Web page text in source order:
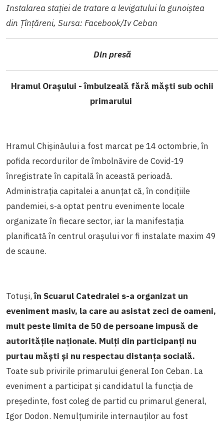
Instalarea stației de tratare a levigatului la gunoiștea
din Țînțăreni, Sursa: Facebook/Iv Ceban
Din presă
Hramul Orașului - îmbulzeală fără măști sub ochii
primarului
Hramul Chișinăului a fost marcat pe 14 octombrie, în
pofida recordurilor de îmbolnăvire de Covid-19
înregistrate în capitală în această perioadă.
Administrația capitalei a anunțat că, în condițiile
pandemiei, s-a optat pentru evenimente locale
organizate în fiecare sector, iar la manifestația
planificată în centrul orașului vor fi instalate maxim 49
de scaune.
Totuși,în Scuarul Catedralei s-a organizat un
eveniment masiv, la care au asistat zeci de oameni,
mult peste limita de 50 de persoane impusă de
autoritățile naționale. Mulți din participanți nu
purtau măști și nu respectau distanța socială.
Toate sub privirile primarului general Ion Ceban. La
eveniment a participat și candidatul la funcția de
președinte, fost coleg de partid cu primarul general,
Igor Dodon. Nemulțumirile internauților au fost